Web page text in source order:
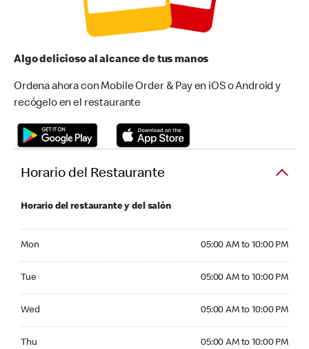
Algo delicioso al alcance de tus manos
Ordena ahora con Mobile Order & Pay en iOS o Android y
recógelo en el restaurante
Horario del Restaurante
Horario del restaurante y del salón
Mon 05:00 AM to 10:00 PM
Tue 05:00 AM to 10:00 PM
Wed 05:00 AM to 10:00 PM
Thu 05:00 AM to 10:00 PM